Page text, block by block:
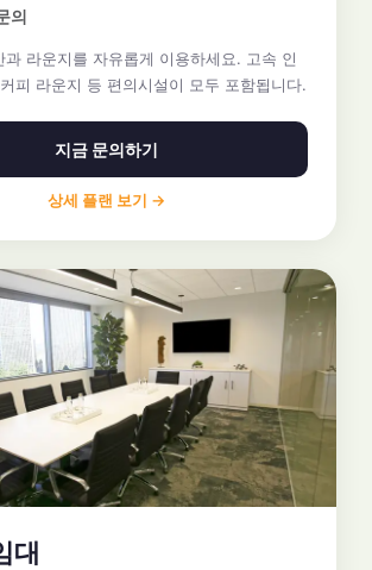
의
과 라운지를 자유롭게 이용하세요. 고속 인
피 라운지 등 편의시설이 모두 포함됩니다.
지금 문의하기
상세 플랜 보기 →
대